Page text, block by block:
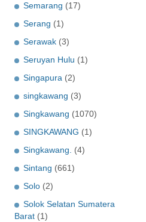
Semarang (17)
Serang (1)
Serawak (3)
Seruyan Hulu (1)
Singapura (2)
singkawang (3)
Singkawang (1070)
SINGKAWANG (1)
Singkawang. (4)
Sintang (661)
Solo (2)
Solok Selatan Sumatera
Barat (1)